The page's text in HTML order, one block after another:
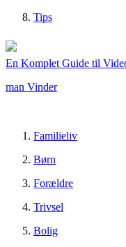
Tips
En Komplet Guide til
man Vinder
Familieliv
Børn
Forældre
Trivsel
Bolig